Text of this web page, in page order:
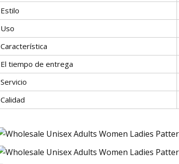
Estilo
Uso
Característica
El tiempo de entrega
Servicio
Calidad